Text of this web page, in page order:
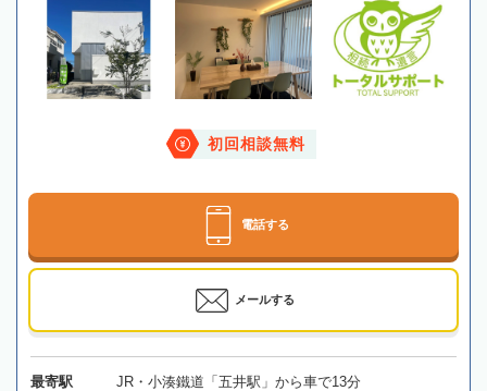
初回相談無料
電話する
メールする
最寄駅 JR・小湊鐵道「五井駅」から車で13分